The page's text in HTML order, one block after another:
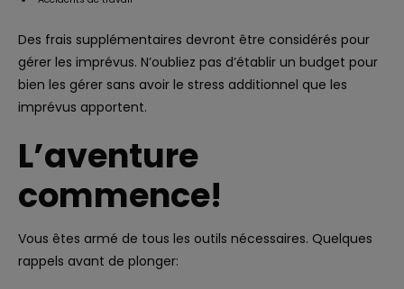
Des frais supplémentaires devront être considérés pour
gérer les imprévus. N’oubliez pas d’établir un budget pour
bien les gérer sans avoir le stress additionnel que les
imprévus apportent.
L’aventure
commence!
Vous êtes armé de tous les outils nécessaires. Quelques
rappels avant de plonger: